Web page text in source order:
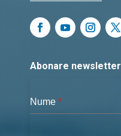
Abonare newsletter
Nume *